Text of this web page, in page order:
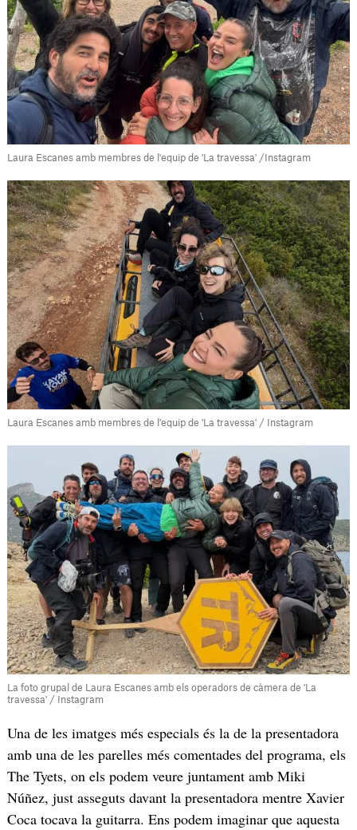
Laura Escanes amb membres de l'equip de 'La travessa' /Instagram
Laura Escanes amb membres de l'equip de 'La travessa' / Instagram
La foto grupal de Laura Escanes amb els operadors de càmera de 'La
travessa' / Instagram
Una de les imatges més especials és la de la presentadora
amb una de les parelles més comentades del programa, els
The Tyets, on els podem veure juntament amb Miki
Núñez, just asseguts davant la presentadora mentre Xavier
Coca tocava la guitarra. Ens podem imaginar que aquesta